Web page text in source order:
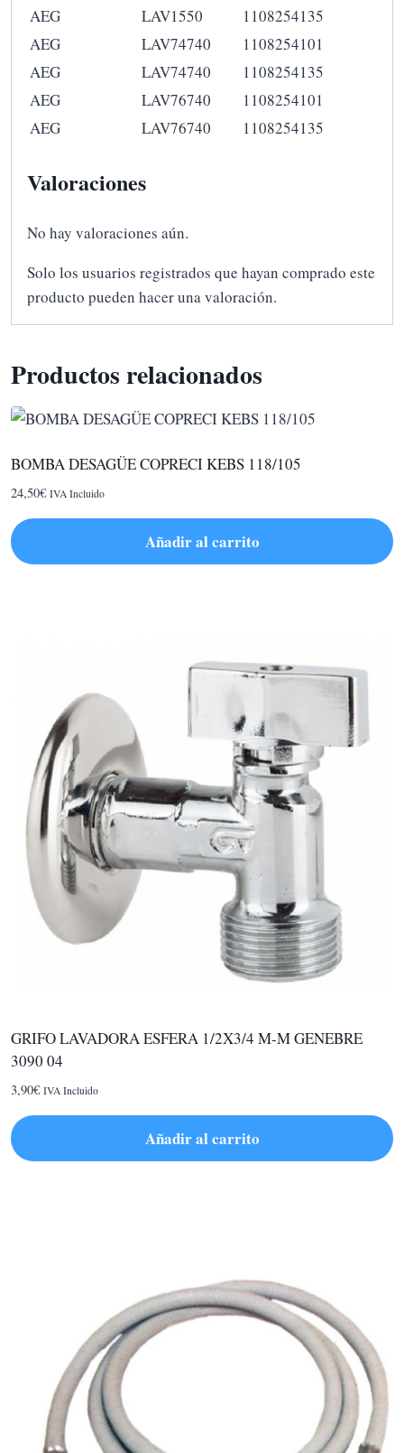
AEG
LAV1550
1108254135
AEG
LAV74740
1108254101
AEG
LAV74740
1108254135
AEG
LAV76740
1108254101
AEG
LAV76740 1108254135
Valoraciones
No hay valoraciones aún.
Solo los usuarios registrados que hayan comprado este
producto pueden hacer una valoración.
Productos relacionados
BOMBA DESAGÜE COPRECI KEBS 118/105
24,50€ IVA Incluido
Añadir al carrito
GRIFO LAVADORA ESFERA 1/2X3/4 M-M GENEBRE
3090 04
3,90€ IVA Incluido
Añadir al carrito